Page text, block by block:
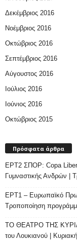
Δεκέμβριος 2016
Νοέμβριος 2016
Οκτώβριος 2016
Σεπτέμβριος 2016
Αύγουστος 2016
Ιούλιος 2016
Ιούνιος 2016
Οκτώβριος 2015
Πρόσφατα άρθρα
ΕΡΤ2 ΣΠΟΡ: Copa
Γυμναστικής Ανδρών |
ΕΡΤ1 – Ευρωπαϊκό
Τροποποίηση
ΤΟ ΘΕΑΤΡΟ ΤΗΣ
του Λουκιανού |